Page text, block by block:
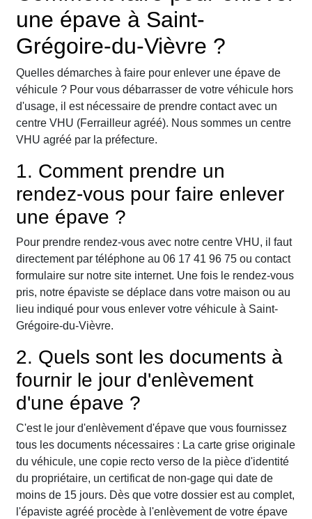
une épave à Saint-
Grégoire-du-Vièvre ?
Quelles démarches à faire pour enlever une épave de
véhicule ? Pour vous débarrasser de votre véhicule hors
d'usage, il est nécessaire de prendre contact avec un
centre VHU (Ferrailleur agréé). Nous sommes un centre
VHU agréé par la préfecture.
1. Comment prendre un
rendez-vous pour faire enlever
une épave ?
Pour prendre rendez-vous avec notre centre VHU, il faut
directement par téléphone au 06 17 41 96 75 ou contact
formulaire sur notre site internet. Une fois le rendez-vous
pris, notre épaviste se déplace dans votre maison ou au
lieu indiqué pour vous enlever votre véhicule à Saint-
Grégoire-du-Vièvre.
2. Quels sont les documents à
fournir le jour d'enlèvement
d'une épave ?
C'est le jour d'enlèvement d'épave que vous fournissez
tous les documents nécessaires : La carte grise originale
du véhicule, une copie recto verso de la pièce d'identité
du propriétaire, un certificat de non-gage qui date de
moins de 15 jours. Dès que votre dossier est au complet,
l'épaviste agréé procède à l'enlèvement de votre épave